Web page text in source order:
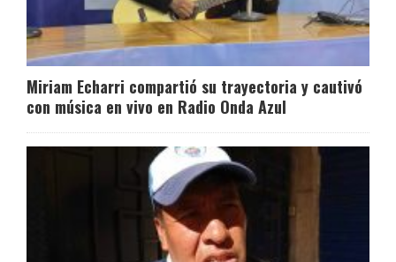
Miriam Echarri compartió su trayectoria y cautivó
con música en vivo en Radio Onda Azul